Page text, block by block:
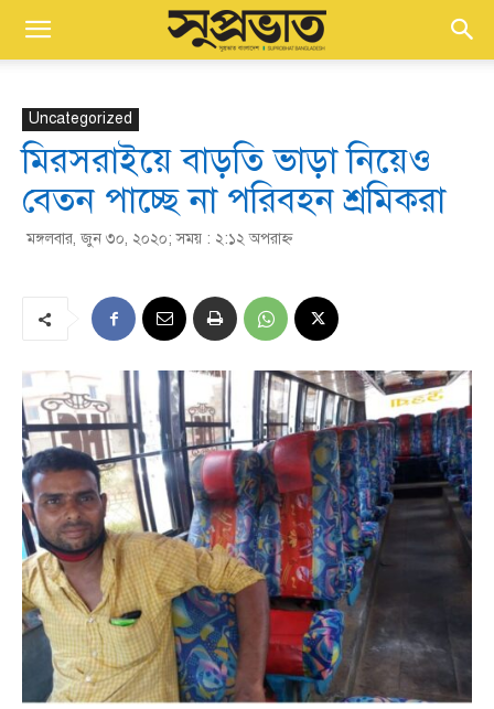
Uncategorized
মিরসরাইয়ে বাড়তি ভাড়া নিয়েও
বেতন পাচ্ছে না পরিবহন শ্রমিকরা
মঙ্গলবার, জুন ৩০, ২০২০; সময় : ২:১২ অপরাহ্ণ